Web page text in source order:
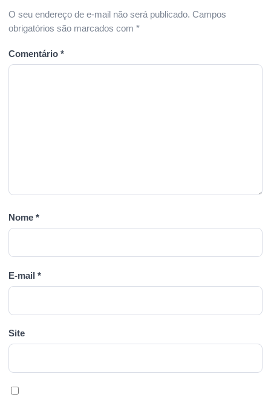
O seu endereço de e-mail não será publicado. Campos
obrigatórios são marcados com *
Comentário *
Nome *
E-mail *
Site